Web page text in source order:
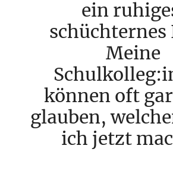
ein
schüchternes
Meine
können oft
glauben,
ich jetzt